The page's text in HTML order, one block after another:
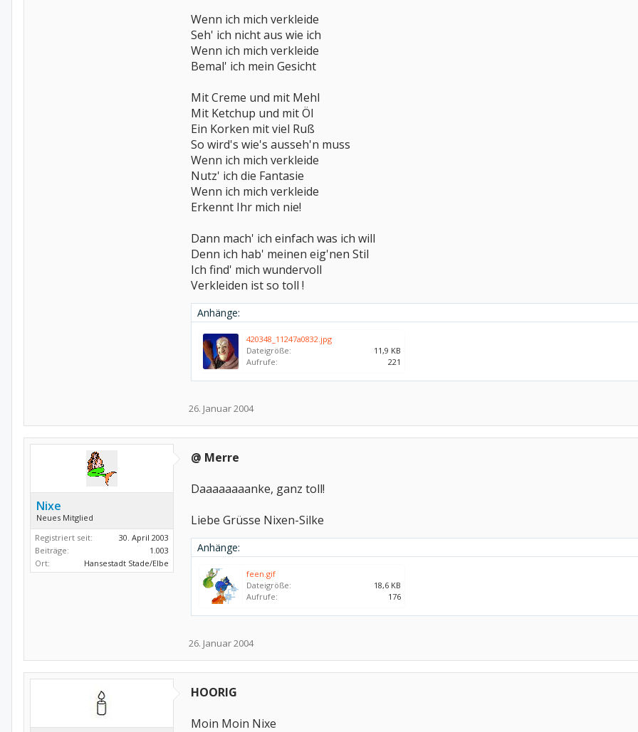
Wenn ich mich verkleide
Seh' ich nicht aus wie ich
Wenn ich mich verkleide
Bemal' ich mein Gesicht
Mit Creme und mit Mehl
Mit Ketchup und mit Öl
Ein Korken mit viel Ruß
So wird's wie's ausseh'n muss
Wenn ich mich verkleide
Nutz' ich die Fantasie
Wenn ich mich verkleide
Erkennt Ihr mich nie!
Dann mach' ich einfach was ich will
Denn ich hab' meinen eig'nen Stil
Ich find' mich wundervoll
Verkleiden ist so toll !
Anhänge:
420348_11247a0832.jpg
Dateigröße:
11,9 KB
Aufrufe:
221
26. Januar 2004
Nixe
Neues Mitglied
Registriert seit:
30. April 2003
Beiträge:
1.003
Ort:
Hansestadt Stade/Elbe
@ Merre
Daaaaaaaanke, ganz toll!
Liebe Grüsse Nixen-Silke
Anhänge:
feen.gif
Dateigröße:
18,6 KB
Aufrufe:
176
26. Januar 2004
HOORIG
Moin Moin Nixe